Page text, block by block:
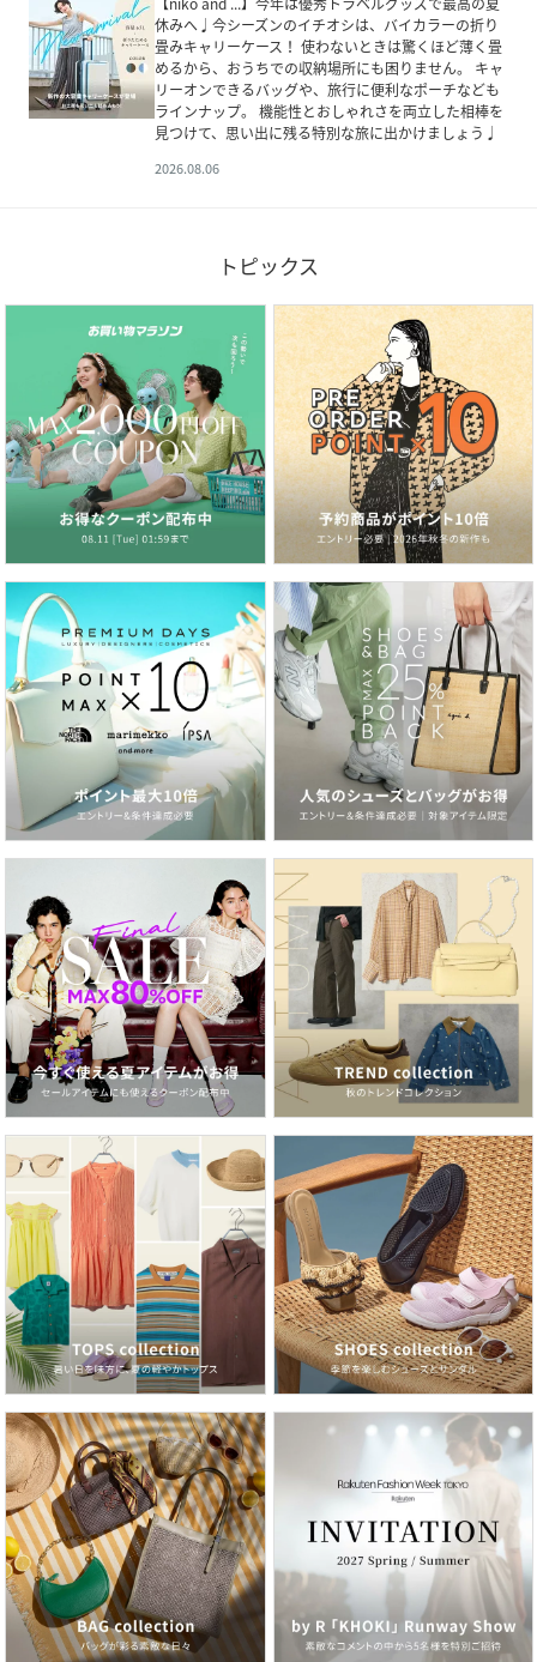
休みへ♩今シーズンのイチオシは、バイカラーの折り
畳みキャリーケース！ 使わないときは驚くほど薄く畳
めるから、おうちでの収納場所にも困りません。 キャ
リーオンできるバッグや、旅行に便利なポーチなども
ラインナップ。 機能性とおしゃれさを両立した相棒を
見つけて、思い出に残る特別な旅に出かけましょう♩
2026.08.06
トピックス